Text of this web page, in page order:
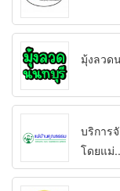
มุ้งลวด
บริการ
โดยแม่